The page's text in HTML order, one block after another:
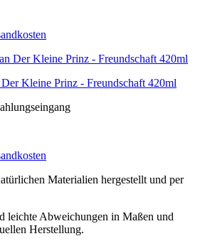
Kleine Prinz - Freundschaft 420ml
Materialien hergestellt und per
leichte Abweichungen in Maßen und
Herstellung.